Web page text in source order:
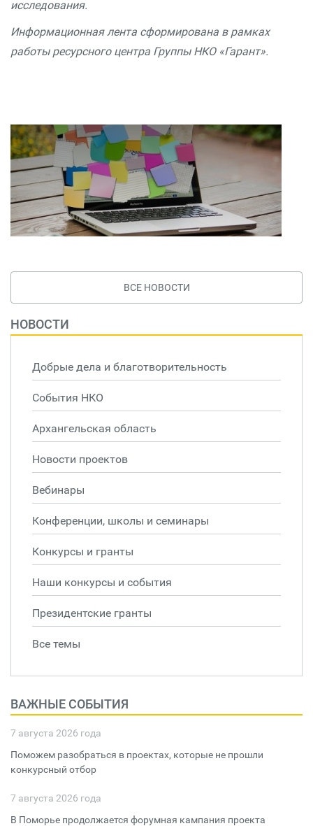
исследования.
Информационная лента сформирована в рамках
работы ресурсного центра Группы НКО «Гарант».
ВСЕ НОВОСТИ
НОВОСТИ
Добрые дела и благотворительность
События НКО
Архангельская область
Новости проектов
Вебинары
Конференции, школы и семинары
Конкурсы и гранты
Наши конкурсы и события
Президентские гранты
Все темы
ВАЖНЫЕ СОБЫТИЯ
7 августа 2026 года
Поможем разобраться в проектах, которые не прошли
конкурсный отбор
7 августа 2026 года
В Поморье продолжается форумная кампания проекта